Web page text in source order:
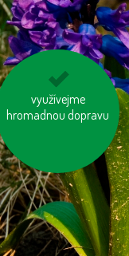
využívejme
hromadnou dopravu
šetřeme vodou